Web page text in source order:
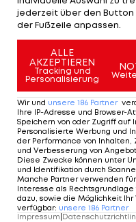
ℹ️ 𝐁𝐫𝐚𝐧𝐝 𝐢𝐦
𝐒𝐩𝐢𝐞𝐥𝐚𝐛𝐬𝐚𝐠𝐞
Die für
zwischen
FC Basel
stattfinden.
Brand im
Mannschaft
im…
— FC Basel 1893
jederzeit über den Button
der Fußzeile anpassen.
ALLE
AKZEPTIEREN
Tracking und
Personalisierung
Wir und unsere 186 Partner
Ihre IP-Adresse und Browser-
Speichern von oder Zugriff auf
Personalisierte Werbung und
der Performance von Inhalten,
und Verbesserung von
Diese Zwecke können unter
und Identifikation durch
Manche Partner verwenden
Interesse als
dazu, sowie die Möglichkeit
verfügbar: unsere 186 Partner
Impressum|